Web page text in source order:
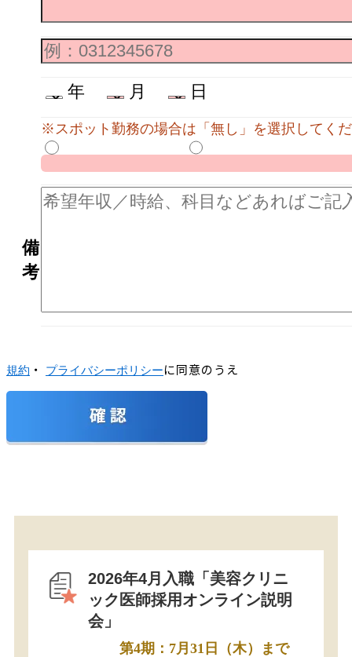
年 月 日
※スポット勤務の場合は「無し」を選択してく
備
考
規約 ・ プライバシーポリシーに同意のうえ
2026年4月入職「美容クリニ
ック医師採用オンライン説明
会」
第4期：7月31日（木）まで